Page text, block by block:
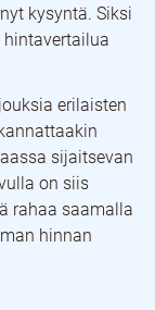
kysyntä. Siksi
erilaisten
sijaitsevan
on siis
rahaa saamalla
hinnan